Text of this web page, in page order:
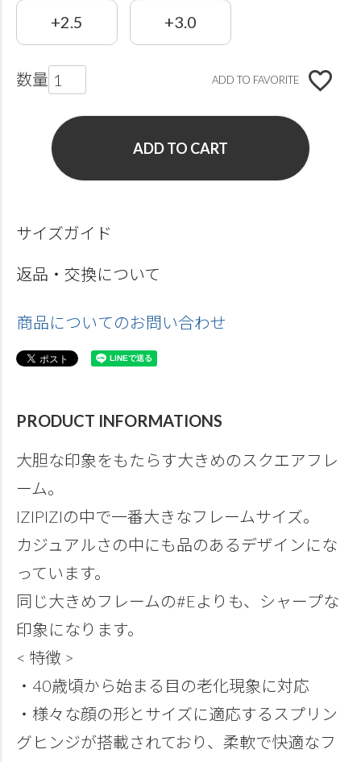
+2.5 +3.0
ADD TO FAVORITE
ADD TO CART
サイズガイド
返品・交換について
商品についてのお問い合わせ
PRODUCT INFORMATIONS
大胆な印象をもたらす大きめのスクエアフレ
ーム。
IZIPIZIの中で一番大きなフレームサイズ。
カジュアルさの中にも品のあるデザインにな
っています。
同じ大きめフレームの#Eよりも、シャープな
印象になります。
< 特徴 >
・40歳頃から始まる目の老化現象に対応
・様々な顔の形とサイズに適応するスプリン
グヒンジが搭載されており、柔軟で快適なフ